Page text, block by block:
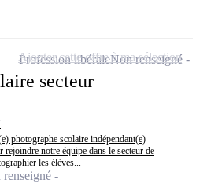
secteur
photographe scolaire indépendant(e)
notre équipe dans le secteur de
les élèves...
Profession libéraleNon renseigné
Ajouter cette offre à ma sélection